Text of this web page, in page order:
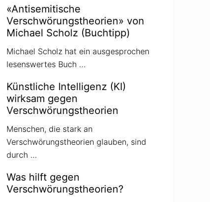
«Antisemitische
Verschwörungstheorien» von
Michael Scholz (Buchtipp)
Michael Scholz hat ein ausgesprochen
lesenswertes Buch …
Künstliche Intelligenz (KI)
wirksam gegen
Verschwörungstheorien
Menschen, die stark an
Verschwörungstheorien glauben, sind
durch …
Was hilft gegen
Verschwörungstheorien?